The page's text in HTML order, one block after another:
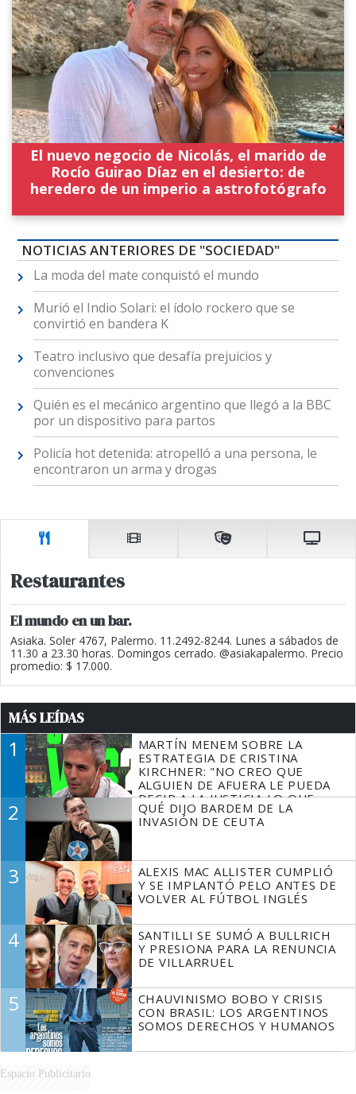
El nuevo negocio de Nicolás, el marido de
Rocío Guirao Díaz en el desierto: de
heredero de un imperio a astrofotógrafo
NOTICIAS ANTERIORES DE "SOCIEDAD"
La moda del mate conquistó el mundo
Murió el Indio Solari: el ídolo rockero que se
convirtió en bandera K
Teatro inclusivo que desafía prejuicios y
convenciones
Quién es el mecánico argentino que llegó a la BBC
por un dispositivo para partos
Policía hot detenida: atropelló a una persona, le
encontraron un arma y drogas
Restaurantes
El mundo en un bar.
Asiaka. Soler 4767, Palermo. 11.2492-8244. Lunes a sábados de
11.30 a 23.30 horas. Domingos cerrado. @asiakapalermo. Precio
promedio: $ 17.000.
MÁS LEÍDAS
1
MARTÍN MENEM SOBRE LA
ESTRATEGIA DE CRISTINA
KIRCHNER: "NO CREO QUE
ALGUIEN DE AFUERA LE PUEDA
DECIR A LA JUSTICIA LO QUE
TIENE QUE HACER"
2
QUÉ DIJO BARDEM DE LA
INVASIÓN DE CEUTA
3
ALEXIS MAC ALLISTER CUMPLIÓ
Y SE IMPLANTÓ PELO ANTES DE
VOLVER AL FÚTBOL INGLÉS
4
SANTILLI SE SUMÓ A BULLRICH
Y PRESIONA PARA LA RENUNCIA
DE VILLARRUEL
5
CHAUVINISMO BOBO Y CRISIS
CON BRASIL: LOS ARGENTINOS
SOMOS DERECHOS Y HUMANOS
Espacio Publicitario